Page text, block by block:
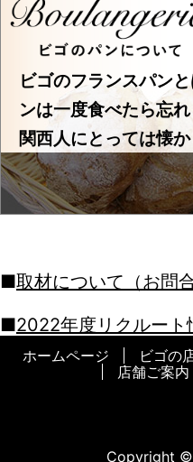
2022-11-11 リメンブ
du souvenir
2022-11-03
2022-09-26
ハロウ
2022-07-25暑い日は
2022-07-207月14日
2022-05-09母の日
2022-04-19フランス
2022-04-15大切な人
3月3日
ビゴのフランスパン
ンは一度食べたら忘れ
関西人にとっては懐か
取材について（お問
2022年度リクルート
ホームページ ビゴの
店舗ご案内
Copyright ©